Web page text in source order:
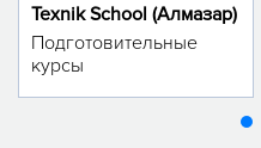
Texnik School (Алмазар)
Подготовительные
курсы